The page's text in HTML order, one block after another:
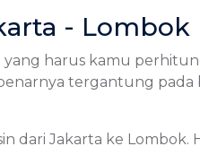
- Lombok
yang harus kamu
tergantung pada
dari Jakarta ke